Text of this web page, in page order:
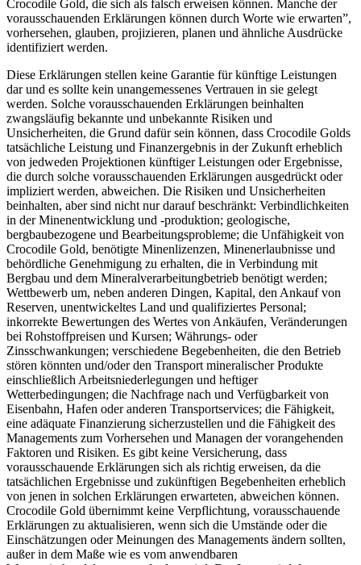
Crocodile Gold, die sich als falsch erweisen können. Manche der
vorausschauenden Erklärungen können durch Worte wie erwarten”,
vorhersehen, glauben, projizieren, planen und ähnliche Ausdrücke
identifiziert werden.
Diese Erklärungen stellen keine Garantie für künftige Leistungen
dar und es sollte kein unangemessenes Vertrauen in sie gelegt
werden. Solche vorausschauenden Erklärungen beinhalten
zwangsläufig bekannte und unbekannte Risiken und
Unsicherheiten, die Grund dafür sein können, dass Crocodile Golds
tatsächliche Leistung und Finanzergebnis in der Zukunft erheblich
von jedweden Projektionen künftiger Leistungen oder Ergebnisse,
die durch solche vorausschauenden Erklärungen ausgedrückt oder
impliziert werden, abweichen. Die Risiken und Unsicherheiten
beinhalten, aber sind nicht nur darauf beschränkt: Verbindlichkeiten
in der Minenentwicklung und -produktion; geologische,
bergbaubezogene und Bearbeitungsprobleme; die Unfähigkeit von
Crocodile Gold, benötigte Minenlizenzen, Minenerlaubnisse und
behördliche Genehmigung zu erhalten, die in Verbindung mit
Bergbau und dem Mineralverarbeitungbetrieb benötigt werden;
Wettbewerb um, neben anderen Dingen, Kapital, den Ankauf von
Reserven, unentwickeltes Land und qualifiziertes Personal;
inkorrekte Bewertungen des Wertes von Ankäufen, Veränderungen
bei Rohstoffpreisen und Kursen; Währungs- oder
Zinsschwankungen; verschiedene Begebenheiten, die den Betrieb
stören könnten und/oder den Transport mineralischer Produkte
einschließlich Arbeitsniederlegungen und heftiger
Wetterbedingungen; die Nachfrage nach und Verfügbarkeit von
Eisenbahn, Hafen oder anderen Transportservices; die Fähigkeit,
eine adäquate Finanzierung sicherzustellen und die Fähigkeit des
Managements zum Vorhersehen und Managen der vorangehenden
Faktoren und Risiken. Es gibt keine Versicherung, dass
vorausschauende Erklärungen sich als richtig erweisen, da die
tatsächlichen Ergebnisse und zukünftigen Begebenheiten erheblich
von jenen in solchen Erklärungen erwarteten, abweichen können.
Crocodile Gold übernimmt keine Verpflichtung, vorausschauende
Erklärungen zu aktualisieren, wenn sich die Umstände oder die
Einschätzungen oder Meinungen des Managements ändern sollten,
außer in dem Maße wie es vom anwendbaren